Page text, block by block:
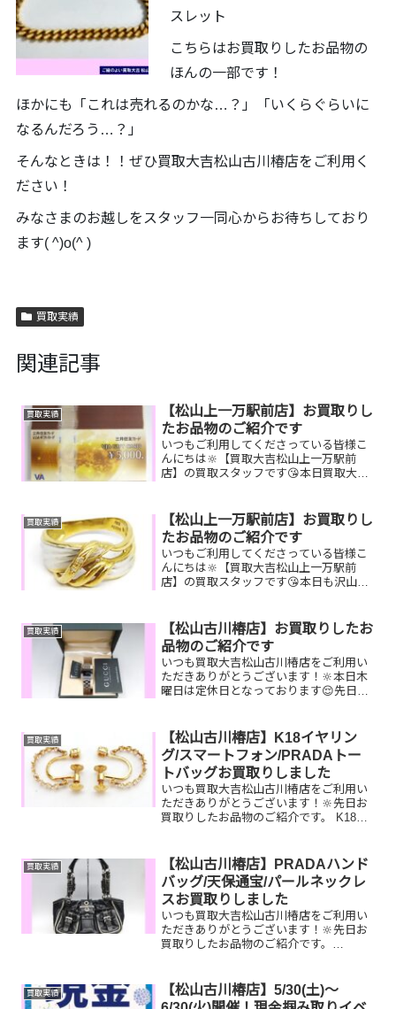
スレット
こちらはお買取りしたお品物の
ほんの一部です！
ほかにも「これは売れるのかな…？」「いくらぐらいに
なるんだろう…？」
そんなときは！！ぜひ買取大吉松山古川椿店をご利用く
ださい！
みなさまのお越しをスタッフ一同心からお待ちしており
ます( ^)o(^ )
買取実績
関連記事
買取実績
【松山上一万駅前店】お買取りし
たお品物のご紹介です
いつもご利用してくださっている皆様こ
んにちは🔆【買取大吉松山上一万駅前
店】の買取スタッフです😘本日買取大吉
いただきました‼️お買取りしたお品物のご
紹介です。 VJAギフ...
買取実績
【松山上一万駅前店】お買取りし
たお品物のご紹介です
いつもご利用してくださっている皆様こ
んにちは🔆【買取大吉松山上一万駅前
店】の買取スタッフです😘本日も沢山の
K18/Pt900 リング クオカー
ド グッチ キー...
買取実績
【松山古川椿店】お買取りしたお
品物のご紹介です
いつも買取大吉松山古川椿店をご利用い
ただきありがとうございます！🔆本日木
曜日は定休日となっております😌先日お
ス トイザラスギフトカード家で
眠っているお品物はござい...
買取実績
【松山古川椿店】K18イヤリン
グ/スマートフォン/PRADAトー
トバッグお買取りしました
いつも買取大吉松山古川椿店をご利用い
ただきありがとうございます！🔆先日お
買取りしたお品物のご紹介です。 K18イ
ませんか？ぜひ買取大吉松山古川椿店に
お査定させてく...
買取実績
【松山古川椿店】PRADAハンド
バッグ/天保通宝/パールネックレ
スお買取りしました
いつも買取大吉松山古川椿店をご利用い
ただきありがとうございます！🔆先日お
買取りしたお品物のご紹介です。
はございませんか？ぜひ買取大吉松山古
川椿店にお査定させ...
買取実績
【松山古川椿店】5/30(土)～